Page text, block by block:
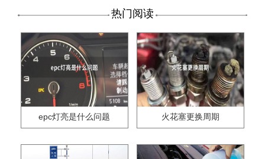
热门阅读
epc灯亮是什么问题 火花塞更换周期